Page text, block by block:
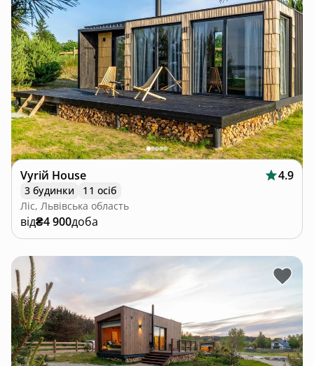
Vyriй House 4.9
3 будинки
11 осіб
Ліс, Львівська область
від₴4 900доба